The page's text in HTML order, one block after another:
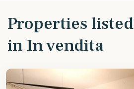
Properties listed
in In vendita